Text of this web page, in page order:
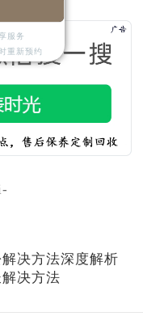
决方法深度解析
决方法
服务
重新预约